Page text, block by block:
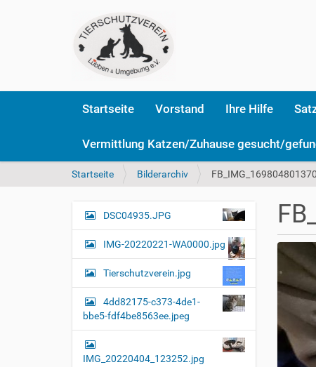
Startseite Vorstand Ihre Hilfe
Vermittlung Katzen/Zuhause gesucht/
S
e
i
d
i
Startseite Bilderarchiv
N
i
g
a
t
i
o
DSC04935.JPG
IMG-20220221-WA0000.jpg
Tierschutzverein.jpg
4dd82175-c373-4de1-
bbe5-fdf4be8563ee.jpeg
IMG_20220404_123252.jpg